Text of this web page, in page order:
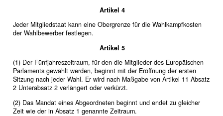
Artikel 4
Jeder Mitgliedstaat kann eine Obergrenze für die Wahlkampfkosten
der Wahlbewerber festlegen.
Artikel 5
(1) Der Fünfjahreszeitraum, für den die Mitglieder des Europäischen
Parlaments gewählt werden, beginnt mit der Eröffnung der ersten
Sitzung nach jeder Wahl. Er wird nach Maßgabe von Artikel 11 Absatz
2 Unterabsatz 2 verlängert oder verkürzt.
(2) Das Mandat eines Abgeordneten beginnt und endet zu gleicher
Zeit wie der in Absatz 1 genannte Zeitraum.